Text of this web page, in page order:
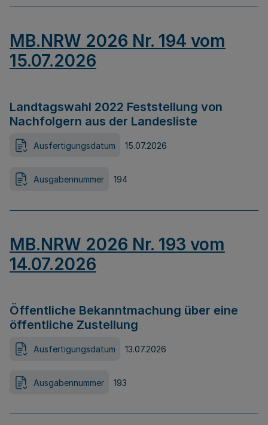
MB.NRW 2026 Nr. 194 vom
15.07.2026
Landtagswahl 2022 Feststellung von
Nachfolgern aus der Landesliste
Ausfertigungsdatum 15.07.2026
Ausgabennummer 194
MB.NRW 2026 Nr. 193 vom
14.07.2026
Öffentliche Bekanntmachung über eine
öffentliche Zustellung
Ausfertigungsdatum 13.07.2026
Ausgabennummer 193